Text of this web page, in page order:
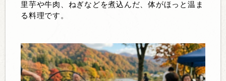
里芋や牛肉、ねぎなどを煮込んだ、体がほっと温ま
る料理です。